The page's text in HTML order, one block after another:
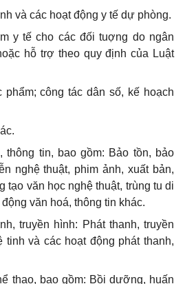
và các hoạt động y tế dự phòng.
y tế cho các đối tuợng do ngân
hỗ trợ theo quy định của Luật
công tác dân số, kế hoạch
thông tin, bao gồm: Bảo tồn, bảo
nghệ thuật, phim ảnh, xuất bản,
tạo văn học nghệ thuật, trùng tu di
văn hoá, thông tin khác.
truyền hình: Phát thanh, truyền
tinh và các hoạt động phát thanh,
thao, bao gồm: Bồi dưỡng, huấn